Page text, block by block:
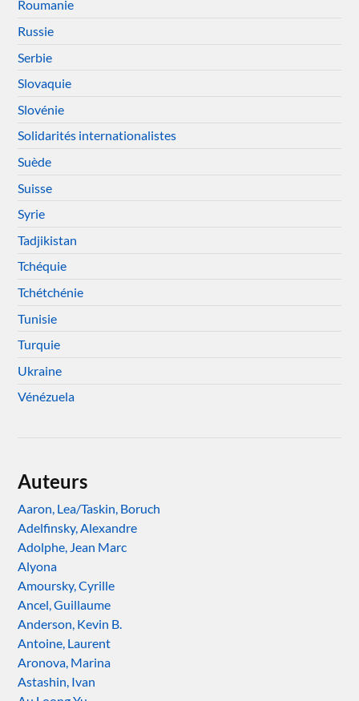
Roumanie
Russie
Serbie
Slovaquie
Slovénie
Solidarités internationalistes
Suède
Suisse
Syrie
Tadjikistan
Tchéquie
Tchétchénie
Tunisie
Turquie
Ukraine
Vénézuela
Auteurs
Aaron, Lea/Taskin, Boruch
Adelfinsky, Alexandre
Adolphe, Jean Marc
Alyona
Amoursky, Cyrille
Ancel, Guillaume
Anderson, Kevin B.
Antoine, Laurent
Aronova, Marina
Astashin, Ivan